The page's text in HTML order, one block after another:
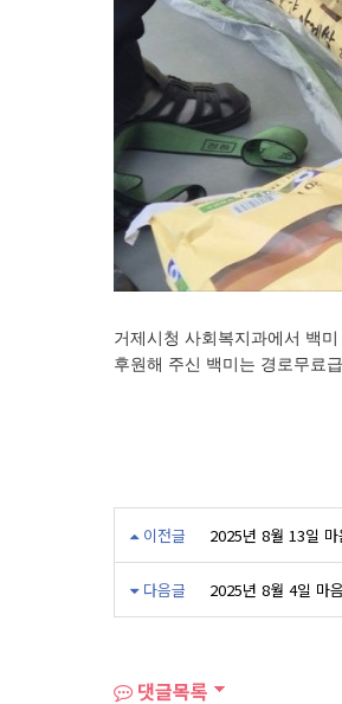
거제시청 사회복지과에서 백
후원해 주신 백미는 경로무료
이전글 2025년 8월 13일
다음글 2025년 8월 4일 마
댓글목록